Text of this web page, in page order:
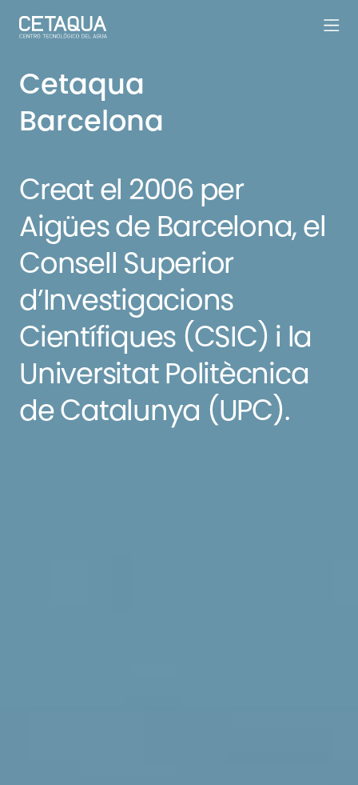
Cetaqua
Barcelona
Creat el 2006 per
Aigües de Barcelona, el
Consell Superior
d’Investigacions
Científiques (CSIC) i la
Universitat Politècnica
de Catalunya (UPC).